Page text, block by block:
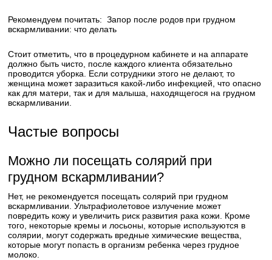
Рекомендуем почитать: Запор после родов при грудном
вскармливании: что делать
Стоит отметить, что в процедурном кабинете и на аппарате
должно быть чисто, после каждого клиента обязательно
проводится уборка. Если сотрудники этого не делают, то
женщина может заразиться какой-либо инфекцией, что опасно
как для матери, так и для малыша, находящегося на грудном
вскармливании.
Частые вопросы
Можно ли посещать солярий при
грудном вскармливании?
Нет, не рекомендуется посещать солярий при грудном
вскармливании. Ультрафиолетовое излучение может
повредить кожу и увеличить риск развития рака кожи. Кроме
того, некоторые кремы и лосьоны, которые используются в
солярии, могут содержать вредные химические вещества,
которые могут попасть в организм ребенка через грудное
молоко.